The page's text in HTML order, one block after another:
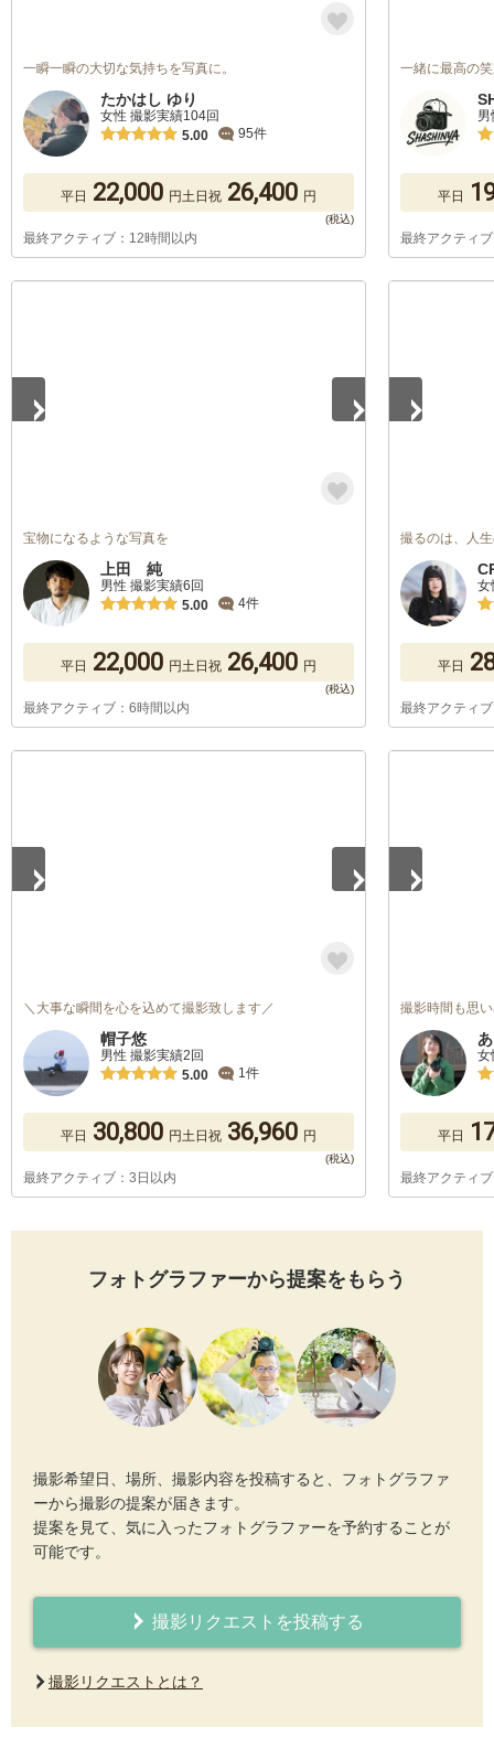
一瞬一瞬の大切な気持ちを写真に。
たかはし ゆり
女性 撮影実績104回
5.00
95件
平日 22,000 円土日祝 26,400 円
最終アクティブ：12時間以内
一緒に最高の
平日
最終アクティ
宝物になるような写真を
上田 純
男性 撮影実績6回
5.00
4件
平日 22,000 円土日祝 26,400 円
最終アクティブ：6時間以内
撮るのは、人
女
平日
最終アクティ
＼大事な瞬間を心を込めて撮影致します／
帽子悠
男性 撮影実績2回
5.00
1件
平日 30,800 円土日祝 36,960 円
最終アクティブ：3日以内
撮影時間も思
女
平日
最終アクティ
フォトグラファーから提案をもらう
撮影希望日、場所、撮影内容を投稿すると、フォトグラファ
ーから撮影の提案が届きます。
提案を見て、気に入ったフォトグラファーを予約することが
可能です。
撮影リクエストを投稿する
撮影リクエストとは？